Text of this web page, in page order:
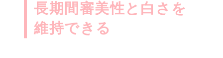
長期間審美性と白さを
維持できる